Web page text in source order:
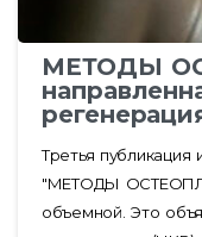
МЕТОДЫ
Третья публикация
"МЕТОДЫ
объемной. Это